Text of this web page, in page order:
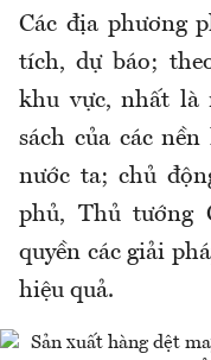
Các địa phương
tích, dự báo;
khu vực, nhất là
sách của các
nước ta; chủ
phủ, Thủ tướng
quyền các giải
hiệu quả.